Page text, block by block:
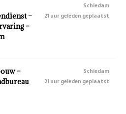
–
–
Schiedam
21 uur geleden geplaatst
–
Schiedam
21 uur geleden geplaatst